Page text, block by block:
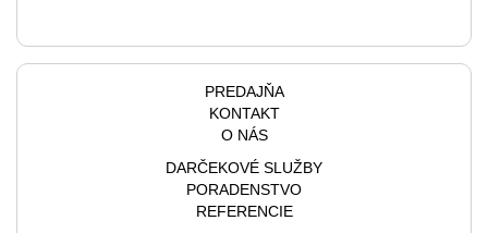
PREDAJŇA
KONTAKT
O NÁS
DARČEKOVÉ SLUŽBY
PORADENSTVO
REFERENCIE